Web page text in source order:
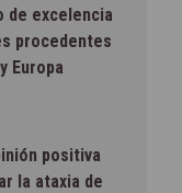
de excelencia
procedentes
Europa
positiva
la ataxia de